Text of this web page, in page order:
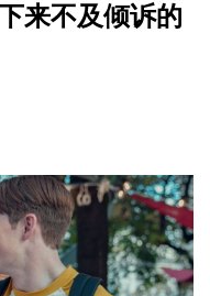
来不及倾诉的